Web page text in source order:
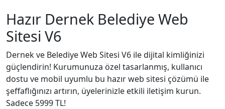
Hazır Dernek Belediye Web
Sitesi V6
Dernek ve Belediye Web Sitesi V6 ile dijital kimliğinizi
güçlendirin! Kurumunuza özel tasarlanmış, kullanıcı
dostu ve mobil uyumlu bu hazır web sitesi çözümü ile
şeffaflığınızı artırın, üyelerinizle etkili iletişim kurun.
Sadece 5999 TL!